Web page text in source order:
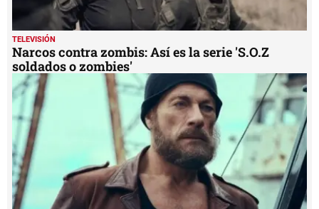
TELEVISIÓN
Narcos contra zombis: Así es la serie 'S.O.Z
soldados o zombies'